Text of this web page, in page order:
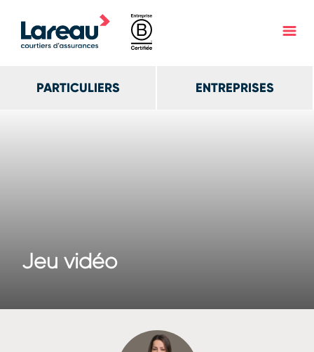
PARTICULIERS ENTREPRISES
Jeu vidéo